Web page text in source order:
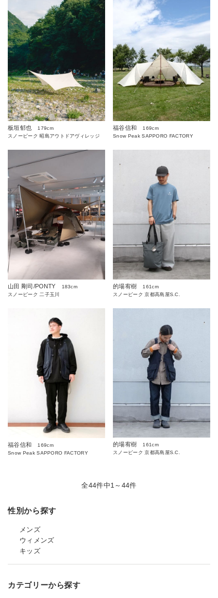
板垣郁也
179cm
スノーピーク 昭島アウトドアヴィレッジ
福谷信和
169cm
Snow Peak SAPPORO FACTORY
山田 剛司/PONTY
183cm
スノーピーク 二子玉川
的場宥樹
161cm
スノーピーク 京都高島屋S.C.
福谷信和
169cm
Snow Peak SAPPORO FACTORY
的場宥樹
161cm
スノーピーク 京都高島屋S.C.
全44件中1～44件
性別から探す
メンズ
ウィメンズ
キッズ
カテゴリーから探す